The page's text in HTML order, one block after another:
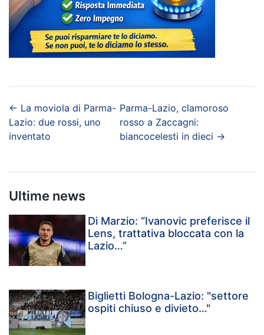
← La moviola di Parma-
Lazio: due rossi, uno
inventato
Parma-Lazio, clamoroso
rosso a Zaccagni:
biancocelesti in dieci →
Ultime news
Di Marzio: “Ivanovic preferisce il
Lens, trattativa bloccata con la
Lazio…”
Biglietti Bologna-Lazio: "settore
ospiti chiuso e divieto…"